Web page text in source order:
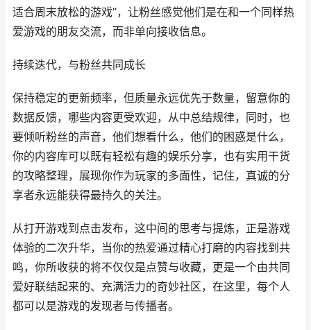
适合周末放松的游戏”，让粉丝感觉他们是在和一个同样热
爱游戏的朋友交流，而非单向接收信息。
持续迭代，与粉丝共同成长
保持稳定的更新频率，但质量永远优先于数量，留意你的
数据反馈，哪些内容更受欢迎，从中总结规律，同时，也
要倾听粉丝的声音，他们想看什么，他们的困惑是什么，
你的内容库可以既有轻松有趣的娱乐分享，也有实用干货
的攻略整理，展现你作为玩家的多面性，记住，真诚的分
享者永远能获得最持久的关注。
从打开游戏到点击发布，这中间的思考与提炼，正是游戏
体验的二次升华，当你的热爱通过精心打磨的内容找到共
鸣，你所收获的将不仅仅是点赞与收藏，更是一个由共同
爱好联结起来的、充满活力的奇妙社区，在这里，每个人
都可以是游戏的发现者与传播者。